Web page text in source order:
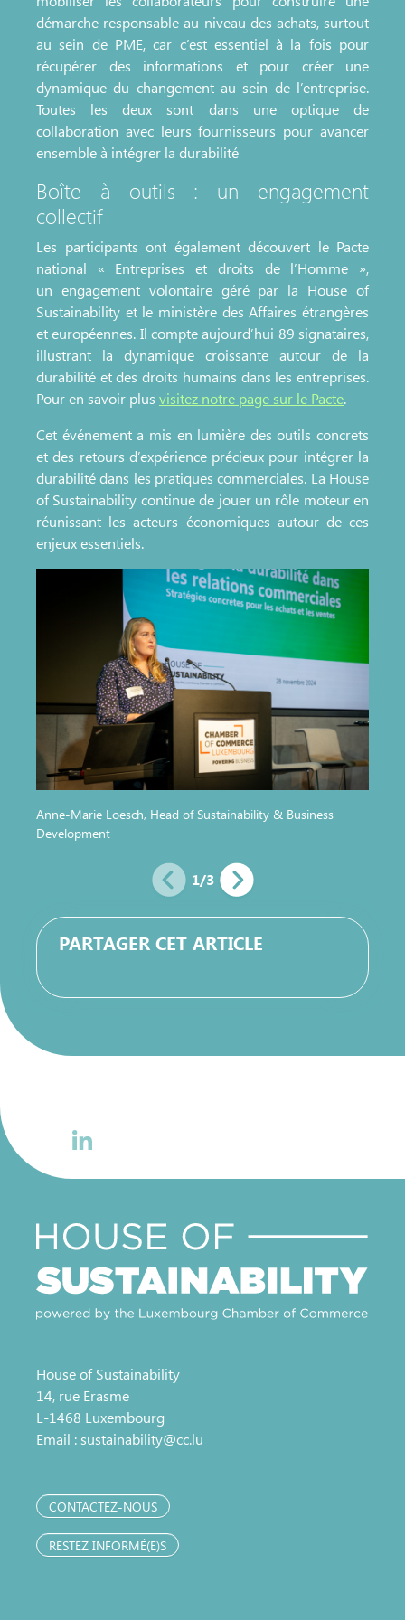
démarche responsable au niveau des achats, surtout
au sein de PME, car c’est essentiel à la fois pour
récupérer des informations et pour créer une
dynamique du changement au sein de l’entreprise.
Toutes les deux sont dans une optique de
collaboration avec leurs fournisseurs pour avancer
ensemble à intégrer la durabilité
Boîte à outils : un engagement
collectif
Les participants ont également découvert le Pacte
national « Entreprises et droits de l’Homme »,
un engagement volontaire géré par la House of
Sustainability et le ministère des Affaires étrangères
et européennes. Il compte aujourd’hui 89 signataires,
illustrant la dynamique croissante autour de la
durabilité et des droits humains dans les entreprises.
Pour en savoir plus visitez notre page sur le Pacte.
Cet événement a mis en lumière des outils concrets
et des retours d’expérience précieux pour intégrer la
durabilité dans les pratiques commerciales. La House
of Sustainability continue de jouer un rôle moteur en
réunissant les acteurs économiques autour de ces
enjeux essentiels.
Anne-Marie Loesch, Head of Sustainability & Business
Development
1/3
PARTAGER CET ARTICLE
House of Sustainability
14, rue Erasme
L-1468 Luxembourg
Email :sustainability@cc.lu
CONTACTEZ-NOUS
RESTEZ INFORMÉ(E)S